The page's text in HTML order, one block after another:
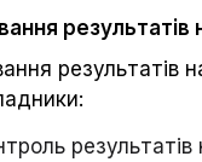
результатів
результатів
результатів